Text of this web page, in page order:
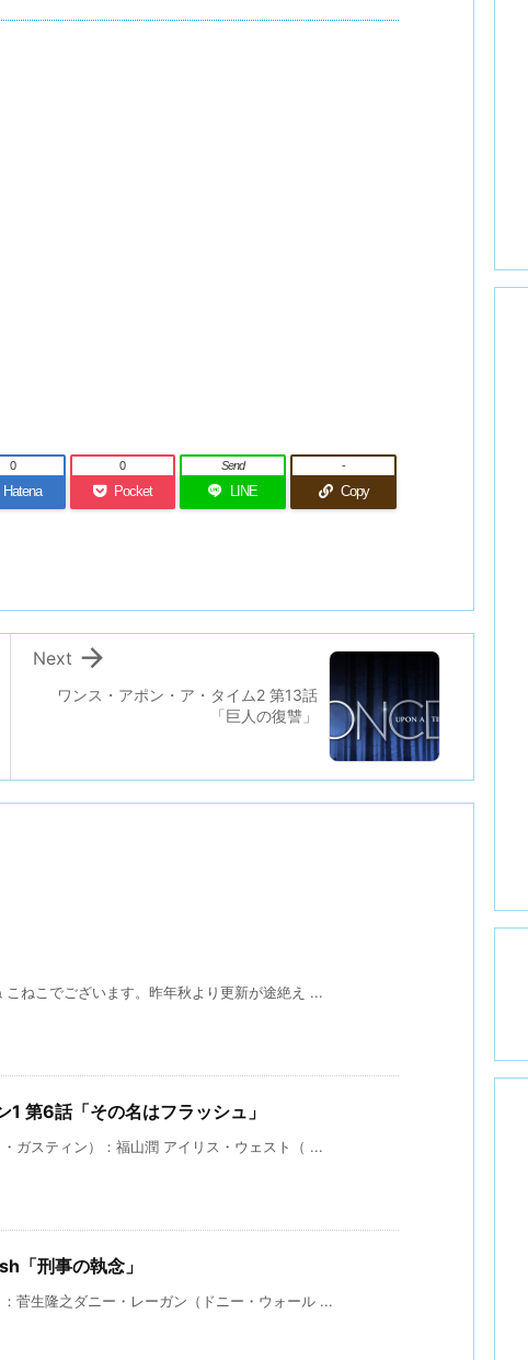
Hatena
0
Pocket
0
LINE
Send
Copy
-
ワンス・アポン・ア・タイム2 第13話
「巨人の復讐」

Next
ねこでございます。昨年秋より更新が途絶え ...
第6話「その名はフラッシュ」
ガスティン）：福山潤 アイリス・ウェスト（ ...
「刑事の執念」
菅生隆之ダニー・レーガン（ドニー・ウォール ...